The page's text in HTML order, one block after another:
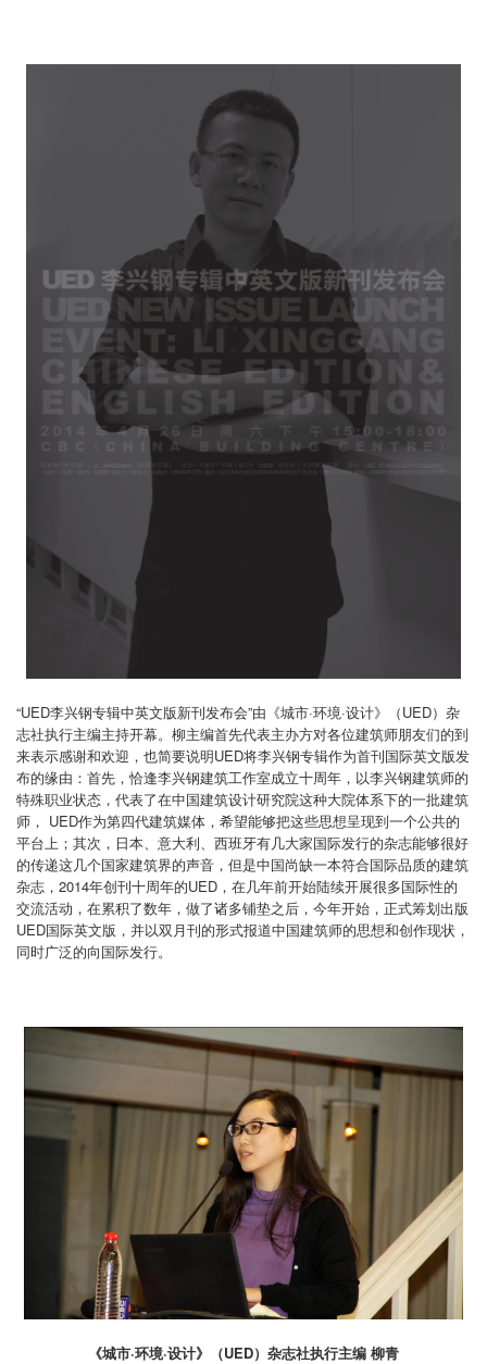
“UED李兴钢专辑中英文版新刊发布会”由《城市·环境·设计》（UED）杂
志社执行主编主持开幕。柳主编首先代表主办方对各位建筑师朋友们的到
来表示感谢和欢迎，也简要说明UED将李兴钢专辑作为首刊国际英文版发
布的缘由：首先，恰逢李兴钢建筑工作室成立十周年，以李兴钢建筑师的
特殊职业状态，代表了在中国建筑设计研究院这种大院体系下的一批建筑
师， UED作为第四代建筑媒体，希望能够把这些思想呈现到一个公共的
平台上；其次，日本、意大利 、西班牙有几大家国际发行的杂志能够很好
的传递这几个国家建筑界的声音，但是中国尚缺一本符合国际品质的建筑
杂志，2014年创刊十周年的UED，在几年前开始陆续开展很多国际性的
交流活动，在累积了数年，做了诸多铺垫之后， 今年开始，正式筹划出版
UED国际英文版，并以双月刊的形式报道中国建筑师的思想和创作现状，
同时广泛的向国际发行。
《城市·环境·设计》（UED）杂志社执行主编 柳青